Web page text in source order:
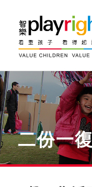
content
二份一